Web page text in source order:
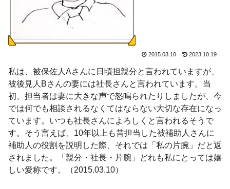
2015.03.10 2023.10.19
私は、被保佐人Aさんに日頃担親分と言われていますが、
被後見人Bさんの妻には社長さんと言われています。当
初、担当者は妻に大きな声で怒鳴られたりしましたが、今
では何でも相談されるなくてはならない大切な存在になっ
ています。いつも社長さんによろしくと言われるそうで
す。そう言えば、10年以上も昔担当した被補助人さんに
補助人の役割を説明した際、それでは「私の片腕」だと返
されました。「親分・社長・片腕」どれも私にとっては嬉
しい愛称です。（2015.03.10）